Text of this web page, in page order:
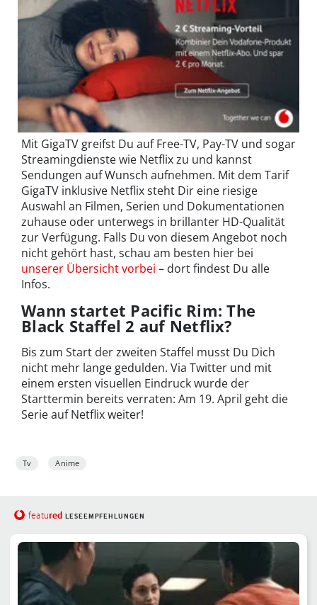
Mit GigaTV greifst Du auf Free-TV, Pay-TV und sogar
Streamingdienste wie Netflix zu und kannst
Sendungen auf Wunsch aufnehmen. Mit dem Tarif
GigaTV inklusive Netflix steht Dir eine riesige
Auswahl an Filmen, Serien und Dokumentationen
zuhause oder unterwegs in brillanter HD-Qualität
zur Verfügung. Falls Du von diesem Angebot noch
nicht gehört hast, schau am besten hier bei
unserer Übersicht vorbei – dort findest Du alle
Infos.
Wann startet Pacific Rim: The
Black Staffel 2 auf Netflix?
Bis zum Start der zweiten Staffel musst Du Dich
nicht mehr lange gedulden. Via Twitter und mit
einem ersten visuellen Eindruck wurde der
Starttermin bereits verraten: Am 19. April geht die
Serie auf Netflix weiter!
Tv Anime
featured LESEEMPFEHLUNGEN